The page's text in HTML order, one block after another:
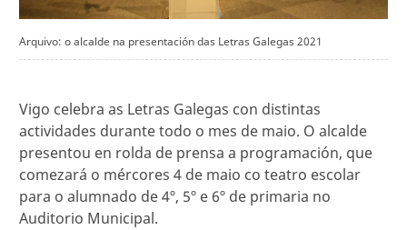
Arquivo: o alcalde na presentación das Letras Galegas 2021
Vigo celebra as Letras Galegas con distintas
actividades durante todo o mes de maio. O alcalde
presentou en rolda de prensa a programación, que
comezará o mércores 4 de maio co teatro escolar
para o alumnado de 4º, 5º e 6º de primaria no
Auditorio Municipal.